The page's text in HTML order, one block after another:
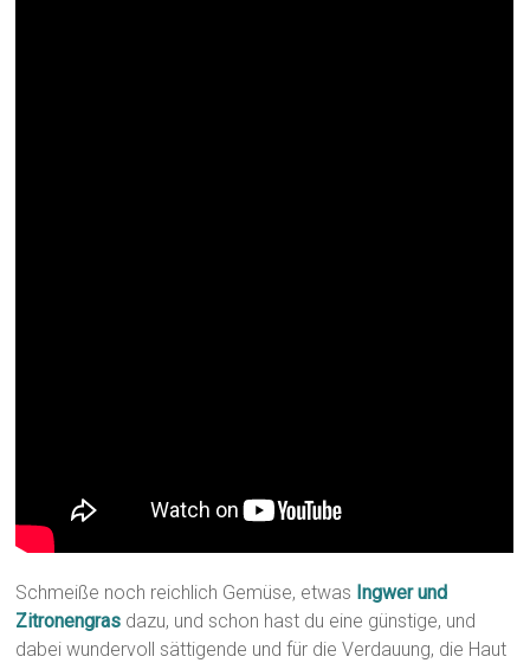
Schmeiße noch reichlich Gemüse, etwas Ingwer und
Zitronengras dazu, und schon hast du eine günstige, und
dabei wundervoll sättigende und für die Verdauung, die Haut